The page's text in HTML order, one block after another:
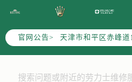
官网公告>